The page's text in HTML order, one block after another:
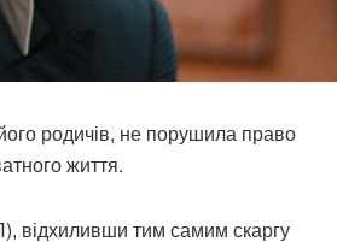
родичів, не порушила право
життя.
відхиливши тим самим скаргу